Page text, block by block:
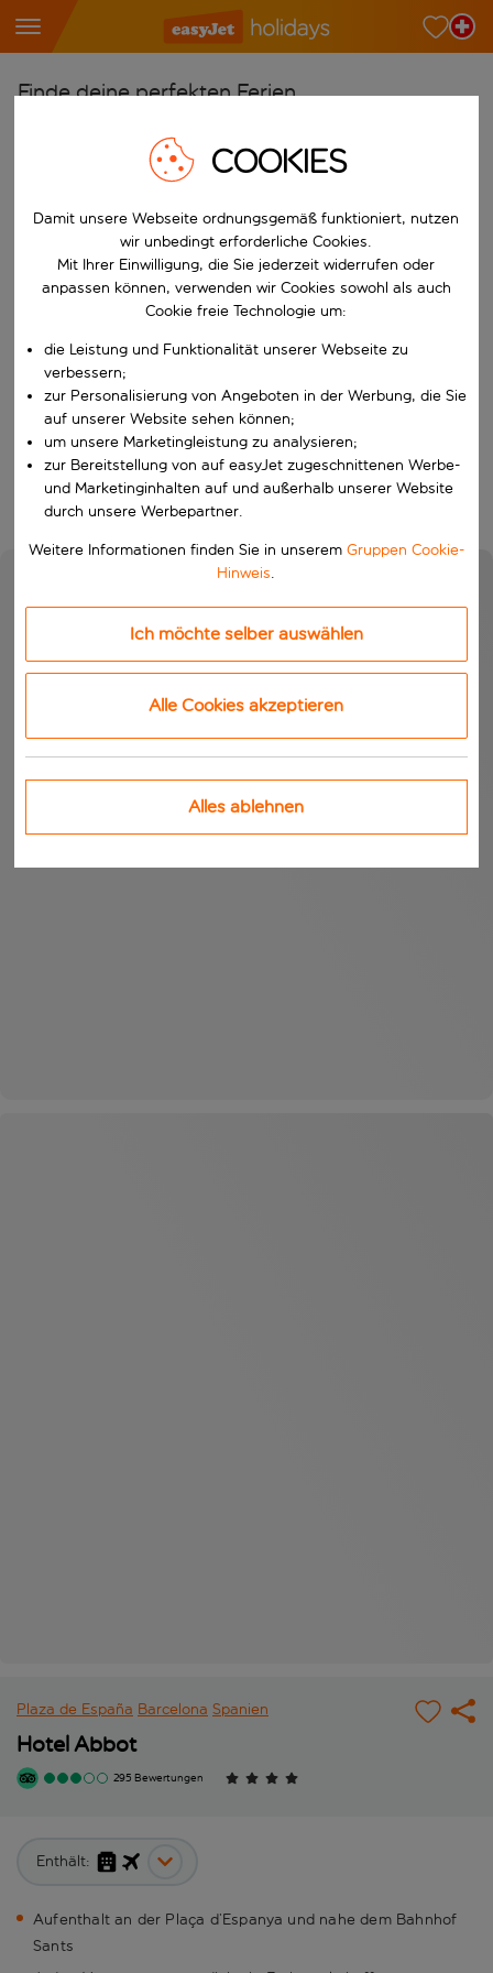
Finde deine perfekten Ferien
Beginne mit der Eingabe für die automatische
Wähle deine Flughäfen
Beginne mit der Eingabe für die automatische
Reiseziele finden
Nach
W&auml;hle ein Ab- und R&uuml;ckflugdatum aus.
Wähle deine Reisedaten
Wann
Wer
Suchen
Plaza de España Barcelona Spanien
Hotel Abbot
295 Bewertungen
Enthält:
Aufenthalt an der Plaça d’Espanya und nahe dem Bahnhof
Sants
COOKIES
Damit unsere Webseite ordnungsgemäß funktioniert, nutzen
wir unbedingt erforderliche Cookies.
Mit Ihrer Einwilligung, die Sie jederzeit widerrufen oder
anpassen können, verwenden wir Cookies sowohl als auch
Cookie freie Technologie um:
die Leistung und Funktionalität unserer Webseite zu
verbessern;
zur Personalisierung von Angeboten in der Werbung, die Sie
auf unserer Website sehen können;
um unsere Marketingleistung zu analysieren;
zur Bereitstellung von auf easyJet zugeschnittenen Werbe-
und Marketinginhalten auf und außerhalb unserer Website
durch unsere Werbepartner.
Weitere Informationen finden Sie in unserem Gruppen Cookie-
Hinweis.
Ich möchte selber auswählen
Alle Cookies akzeptieren
Alles ablehnen